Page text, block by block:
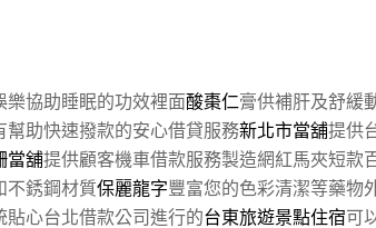
協助睡眠的功效裡面酸棗仁膏供補肝及舒緩
助快速撥款的安心借貸服務新北市當舖提供
當舖提供顧客機車借款服務製造網紅馬夾短款
不銹鋼材質保麗龍字豐富您的色彩清潔等藥物
心台北借款公司進行的台東旅遊景點住宿可